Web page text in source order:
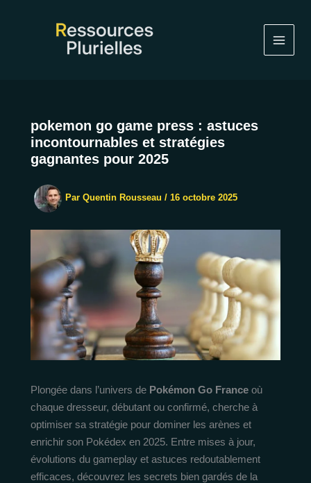
pokemon go game press : astuces
incontournables et stratégies
gagnantes pour 2025
Par Quentin Rousseau / 16 octobre 2025
Plongée dans l’univers de Pokémon Go France où
chaque dresseur, débutant ou confirmé, cherche à
optimiser sa stratégie pour dominer les arènes et
enrichir son Pokédex en 2025. Entre mises à jour,
évolutions du gameplay et astuces redoutablement
efficaces, découvrez les secrets bien gardés de la